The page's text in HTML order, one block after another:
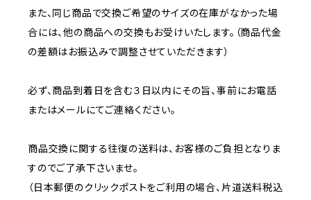
また、同じ商品で交換ご希望のサイズの在庫がなかった場
合には、他の商品への交換もお受けいたします。（商品代金
の差額はお振込みで調整させていただきます）
必ず、商品到着日を含む３日以内にその旨、事前にお電話
またはメールにてご連絡ください。
商品交換に関する往復の送料は、お客様のご負担となりま
すのでご了承下さいませ。
（日本郵便のクリックポストをご利用の場合、片道送料税込